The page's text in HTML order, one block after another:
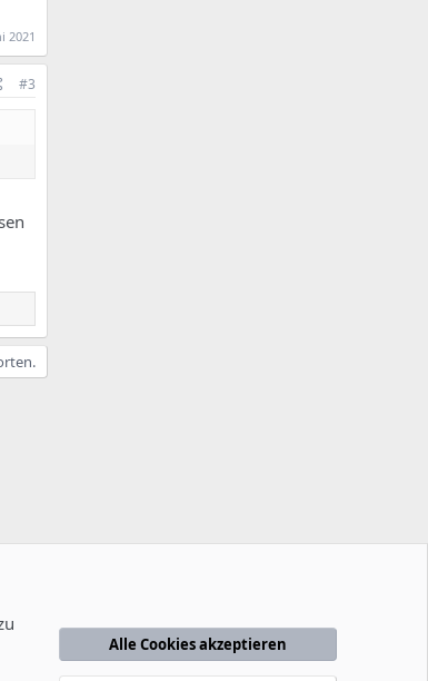
2021
#3
Datenschutzerklärung Hilfe Startseite
Alle Cookies akzeptieren